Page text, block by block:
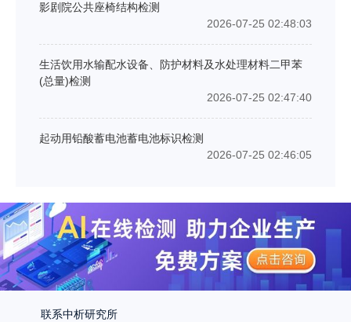
影剧院公共座椅结构检测
2026-07-25 02:48:03
生活饮用水输配水设备、防护材料及水处理材料二甲苯
(总量)检测
2026-07-25 02:47:40
起动用铅酸蓄电池蓄电池标识检测
2026-07-25 02:46:05
联系中析研究所